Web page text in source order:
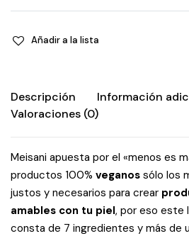
quantity
Añadir a la lista
Descripción
Información
Valoraciones (0)
Meisani apuesta por el «menos es
productos 100% veganos sólo los
justos y necesarios para crear
amables con tu piel, por eso este
consta de 7 ingredientes y más de